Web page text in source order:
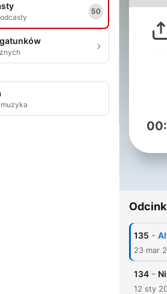
50
135 -
23 mar
134 -
12 sty